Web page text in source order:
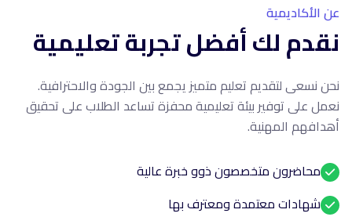
عن الأكاديمية
نقدم لك أفضل تجربة تعليمية
نحن نسعى لتقديم تعليم متميز يجمع بين الجودة والاحترافية.
نعمل على توفير بيئة تعليمية محفزة تساعد الطلاب على تحقيق
أهدافهم المهنية.
محاضرون متخصصون ذوو خبرة عالية
شهادات معتمدة ومعترف بها